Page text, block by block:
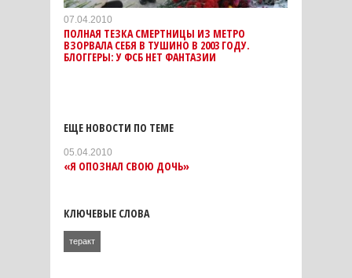
07.04.2010
ПОЛНАЯ ТЕЗКА СМЕРТНИЦЫ ИЗ МЕТРО
ВЗОРВАЛА СЕБЯ В ТУШИНО В 2003 ГОДУ.
БЛОГГЕРЫ: У ФСБ НЕТ ФАНТАЗИИ
ЕЩЕ НОВОСТИ ПО ТЕМЕ
05.04.2010
«Я ОПОЗНАЛ СВОЮ ДОЧЬ»
КЛЮЧЕВЫЕ СЛОВА
теракт